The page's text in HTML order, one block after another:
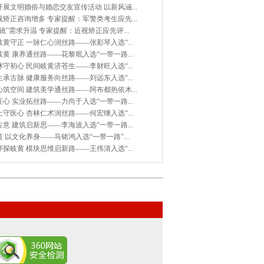
展文明婚俗与婚恋交友宣传活动 以新风涵...
矫正咨询增多 专家提醒：军警类考生应先...
”需求升温 专家提醒：近视矫正应先评...
黄守正 一脉仁心润丝路——张彩琴入选“...
黄 康养通丝路——花黎珉入选“一带一路...
守初心 民间岐黄济苍生——李财旺入选“...
承古脉 健康服务向丝路——刘远东入选“...
筑空间 建筑美学通丝路——阿布都热依木...
心 实业拓丝路——力尚于入选“一带一路...
守医心 杏林仁术润丝路——何宏继入选“...
意 建筑启新思——李海波入选“一带一路...
以文化养身——马铭鸿入选“一带一路”...
探岐黄 模块思维启新路——王伟清入选“...